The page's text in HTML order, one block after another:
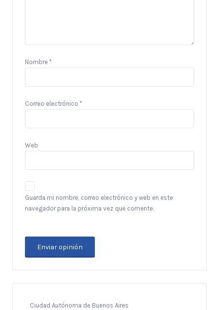
Nombre *
Correo electrónico *
Web
Guarda mi nombre, correo electrónico y web en este
navegador para la próxima vez que comente.
Ciudad Autónoma de Buenos Aires